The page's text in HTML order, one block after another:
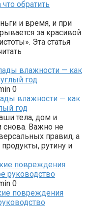
и время, и при
за красивой
Эта статья
влажности — как
год
0
тела, дом и
снова. Важно не
правил, а
продукты, рутину и
повреждения
руководство
0